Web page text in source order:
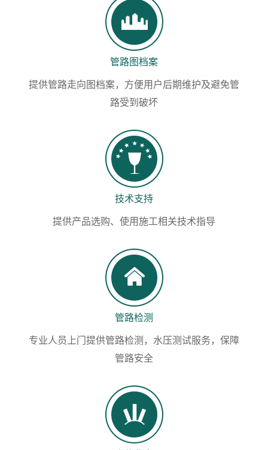
管路图档案
提供管路走向图档案，方便用户后期维护及避免管
路受到破坏
技术支持
提供产品选购、使用施工相关技术指导
管路检测
专业人员上门提供管路检测，水压测试服务，保障
管路安全